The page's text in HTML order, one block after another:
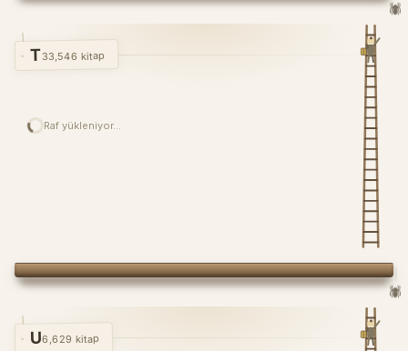
🕷️
🕷️
T33,546 kitap
Raf yükleniyor…
U6,629 kitap